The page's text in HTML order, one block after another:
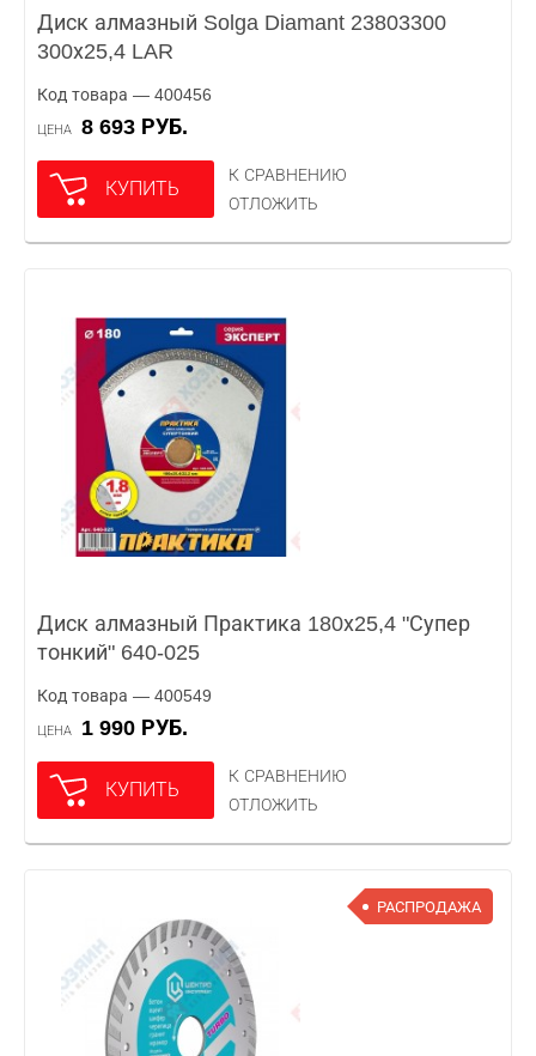
Диск алмазный Solga Diamant 23803300
300х25,4 LAR
Код товара — 400456
ЦЕНА 8 693 РУБ.
КУПИТЬ
К СРАВНЕНИЮ
ОТЛОЖИТЬ
Диск алмазный Практика 180х25,4 "Супер
тонкий" 640-025
Код товара — 400549
ЦЕНА 1 990 РУБ.
КУПИТЬ
К СРАВНЕНИЮ
ОТЛОЖИТЬ
РАСПРОДАЖА